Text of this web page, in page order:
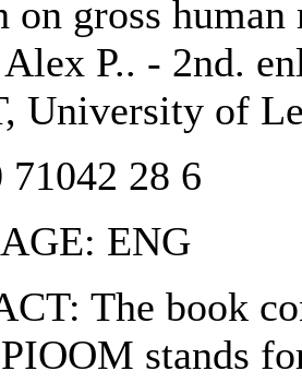
on gross
P.. - 2nd.
University of
28 6
ENG
The book
stands